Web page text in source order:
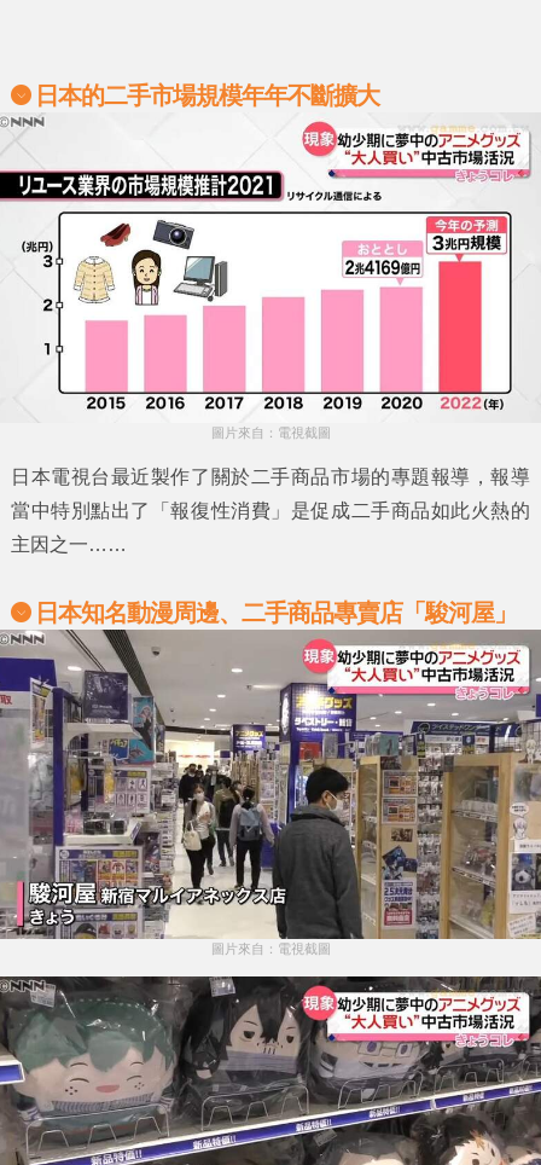
日本的二手市場規模年年不斷擴大
圖片來自：電視截圖
日本電視台最近製作了關於 二手商品市場的專題報導，報導
當中特別點出了
「報復性消費」 是促成二手商品如此火熱的
主因之一……
日本知名動漫周邊、二手商品專賣店「駿河屋」
圖片來自：電視截圖